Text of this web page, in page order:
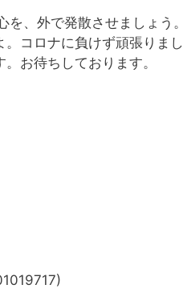
、外で発散させましょう。
コロナに負けず頑張りまし
お待ちしております。